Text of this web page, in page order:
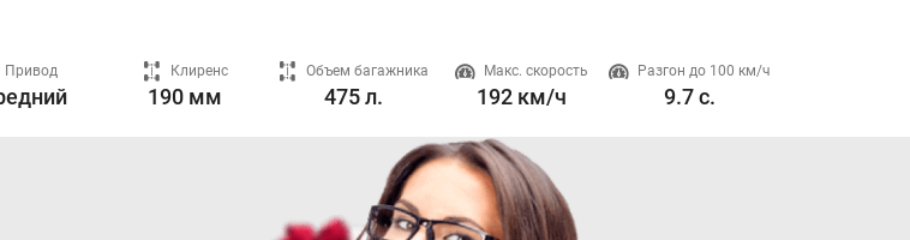
Привод Клиренс
190 мм
Объем багажника
475 л.
Макс. скорость
192 км/ч
Разгон до 100 км/ч
9.7 с.